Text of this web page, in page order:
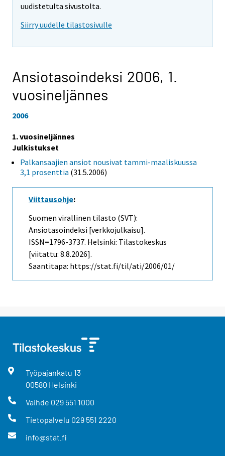
uudistetulta sivustolta.
Siirry uudelle tilastosivulle
Ansiotasoindeksi 2006, 1.
vuosineljännes
2006
1. vuosineljännes
Julkistukset
Palkansaajien ansiot nousivat tammi-maaliskuussa
3,1 prosenttia (31.5.2006)
Viittausohje:
Suomen virallinen tilasto (SVT):
Ansiotasoindeksi [verkkojulkaisu].
ISSN=1796-3737. Helsinki: Tilastokeskus
[viitattu: 8.8.2026].
Saantitapa: https://stat.fi/til/ati/2006/01/
Työpajankatu 13
00580 Helsinki
Vaihde 029 551 1000
Tietopalvelu 029 551 2220
info@stat.fi